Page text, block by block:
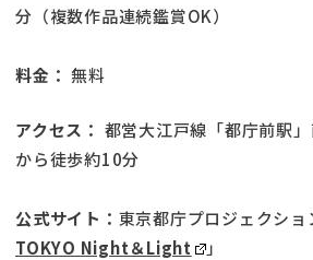
分（複数作品連続鑑賞OK）
料金： 無料
アクセス： 都営大江戸線「都庁前駅」
から徒歩約10分
公式サイト： 東京都庁プロジェクシ
TOKYO Night＆Light
」